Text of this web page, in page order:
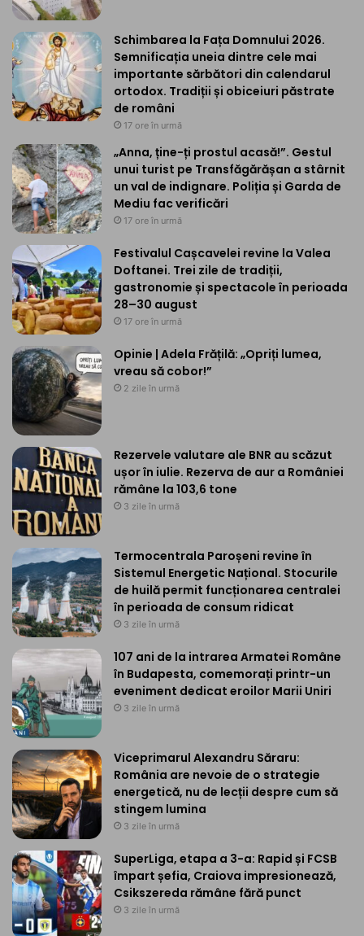
Schimbarea la Fața Domnului 2026.
Semnificația uneia dintre cele mai
importante sărbători din calendarul
ortodox. Tradiții și obiceiuri păstrate
de români
17 ore în urmă
„Anna, ține-ți prostul acasă!”. Gestul
unui turist pe Transfăgărășan a stârnit
un val de indignare. Poliția și Garda de
Mediu fac verificări
17 ore în urmă
Festivalul Cașcavelei revine la Valea
Doftanei. Trei zile de tradiții,
gastronomie și spectacole în perioada
28–30 august
17 ore în urmă
Opinie | Adela Frățilă: „Opriți lumea,
vreau să cobor!”
2 zile în urmă
Rezervele valutare ale BNR au scăzut
ușor în iulie. Rezerva de aur a României
rămâne la 103,6 tone
3 zile în urmă
Termocentrala Paroșeni revine în
Sistemul Energetic Național. Stocurile
de huilă permit funcționarea centralei
în perioada de consum ridicat
3 zile în urmă
107 ani de la intrarea Armatei Române
în Budapesta, comemorați printr-un
eveniment dedicat eroilor Marii Uniri
3 zile în urmă
Viceprimarul Alexandru Săraru:
România are nevoie de o strategie
energetică, nu de lecții despre cum să
stingem lumina
3 zile în urmă
SuperLiga, etapa a 3-a: Rapid și FCSB
împart șefia, Craiova impresionează,
Csikszereda rămâne fără punct
3 zile în urmă